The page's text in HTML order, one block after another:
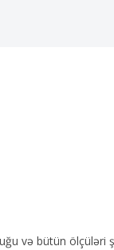
və bütün ölçüləri